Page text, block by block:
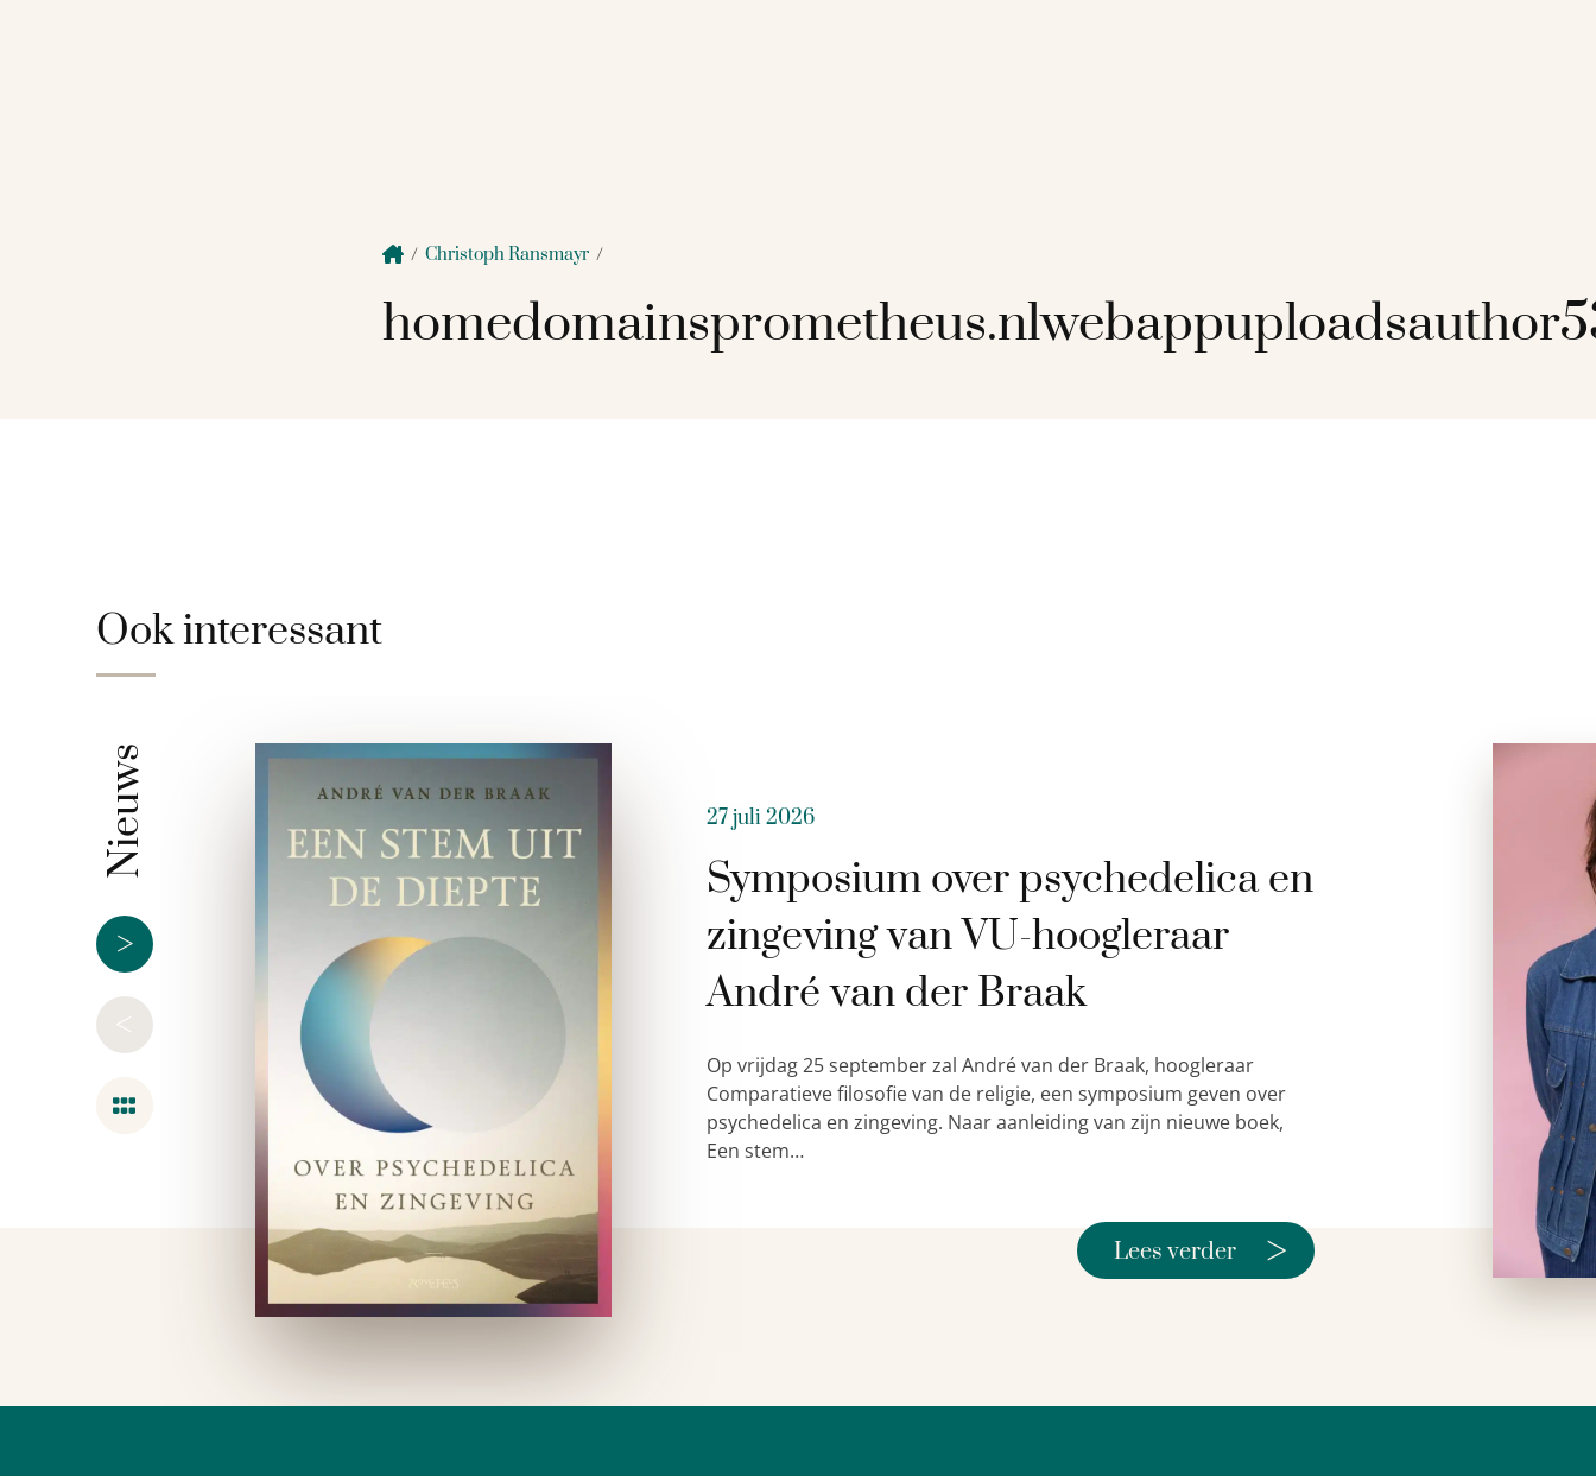
/ Christoph Ransmayr /
Ook interessant
Nieuws
>
<
27 juli 2026
Symposium over psychedelica en
zingeving van VU-hoogleraar
André van der Braak
Op vrijdag 25 september zal André van der Braak, hoogleraar
Comparatieve filosofie van de religie, een symposium geven over
psychedelica en zingeving. Naar aanleiding van zijn nieuwe boek,
Een stem…
Lees verder >